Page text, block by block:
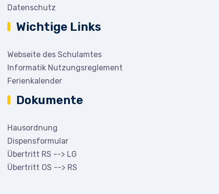
Datenschutz
Wichtige Links
Webseite des Schulamtes
Informatik Nutzungsreglement
Ferienkalender
Dokumente
Hausordnung
Dispensformular
Übertritt RS --> LG
Übertritt OS --> RS